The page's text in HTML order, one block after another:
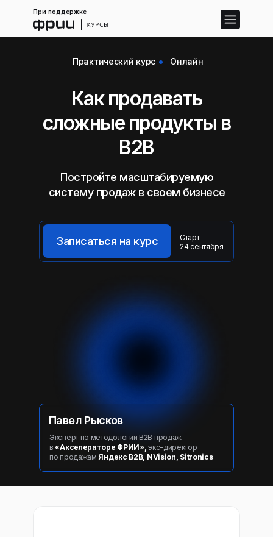
Как продавать
сложные продукты в
B2B
Постройте масштабируемую
систему продаж в своем бизнесе
Павел Рысков
Эксперт по методологии B2B продаж
в«Акселераторе ФРИИ»,экс-директор
по продажамЯндекс B2B, NVision, Sitronics
Записаться на курс
Практический курс Онлайн
Старт
24 сентября
При поддержке